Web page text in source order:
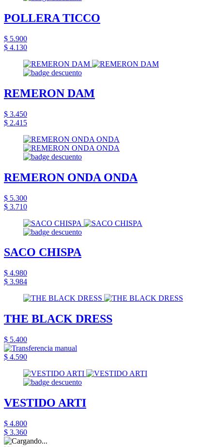
POLLERA TICCO
$ 5.900
$ 4.130
REMERON DAM
$ 3.450
$ 2.415
REMERON ONDA ONDA
$ 5.300
$ 3.710
SACO CHISPA
$ 4.980
$ 3.984
THE BLACK DRESS
$ 5.400
$ 4.590
VESTIDO ARTI
$ 4.800
$ 3.360